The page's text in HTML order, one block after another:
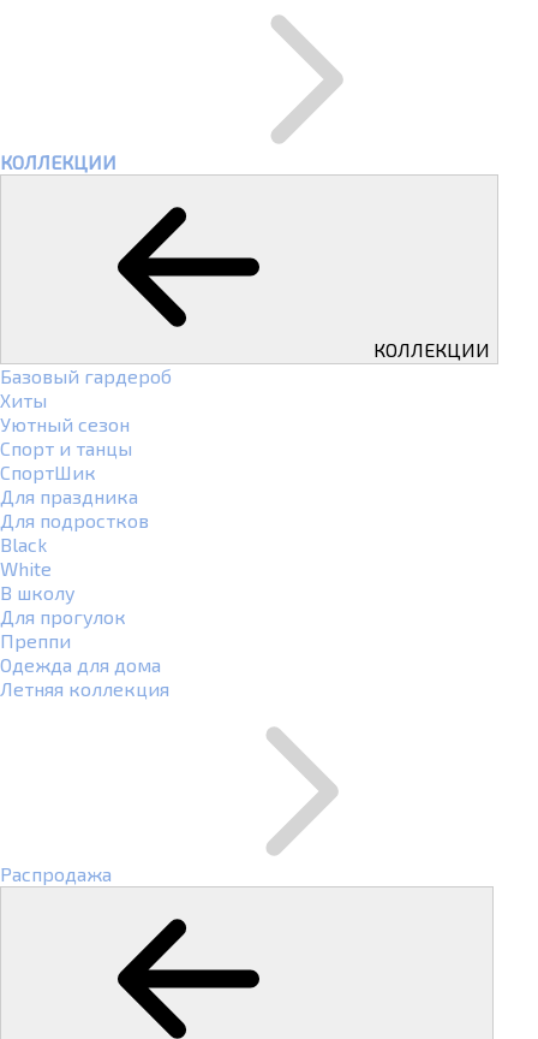
КОЛЛЕКЦИИ
КОЛЛЕКЦИИ
Базовый гардероб
Хиты
Уютный сезон
Спорт и танцы
СпортШик
Для праздника
Для подростков
Black
White
В школу
Для прогулок
Преппи
Одежда для дома
Летняя коллекция
Распродажа